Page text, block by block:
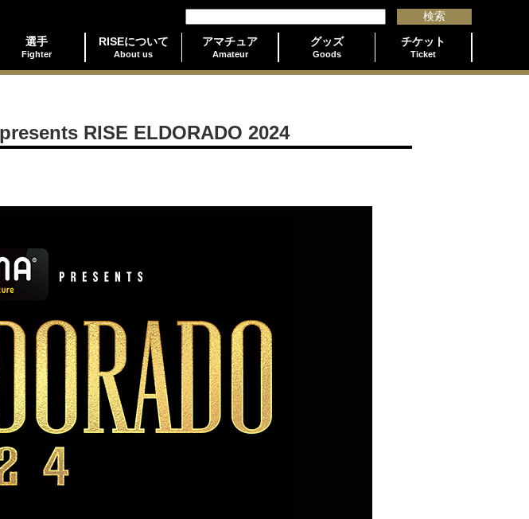
選手
Fighter
RISEについて
About us
アマチュア
Amateur
グッズ
Goods
チケット
Ticket
RISE ELDORADO 2024